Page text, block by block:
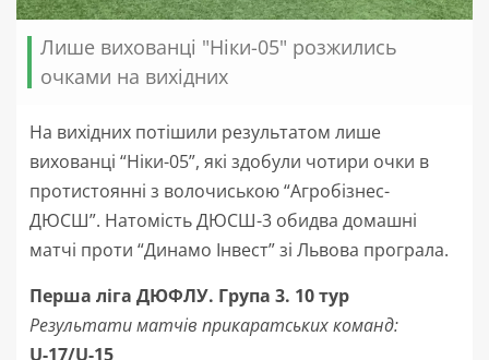
Лише вихованці "Ніки-05" розжились
очками на вихідних
На вихідних потішили результатом лише
вихованці “Ніки-05”, які здобули чотири очки в
протистоянні з волочиською “Агробізнес-
ДЮСШ”. Натомість ДЮСШ-3 обидва домашні
матчі проти “Динамо Інвест” зі Львова програла.
Перша ліга ДЮФЛУ. Група 3. 10 тур
Результати матчів прикаратських команд:
U-17/U-15